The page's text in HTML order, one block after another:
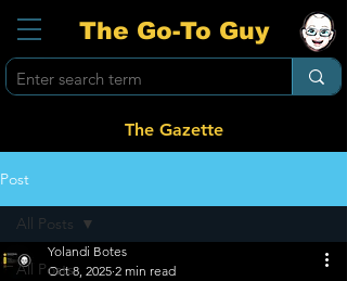
The Go-To Guy
The Gazette
Post
All Posts
All Posts
Yolandi Botes
Oct 8, 2025 2 min read